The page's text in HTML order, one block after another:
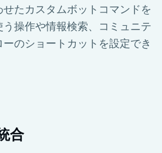
せたカスタムボットコマンドを
操作や情報検索、コミュニテ
のショートカットを設定でき
合